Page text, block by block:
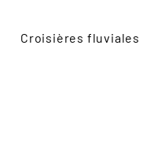
Croisières fluviales